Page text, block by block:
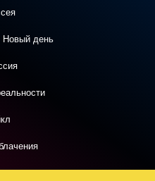
Новый день